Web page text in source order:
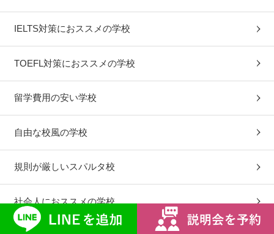
IELTS対策におススメの学校
TOEFL対策におススメの学校
留学費用の安い学校
自由な校風の学校
規則が厳しいスパルタ校
社会人におススメの学校